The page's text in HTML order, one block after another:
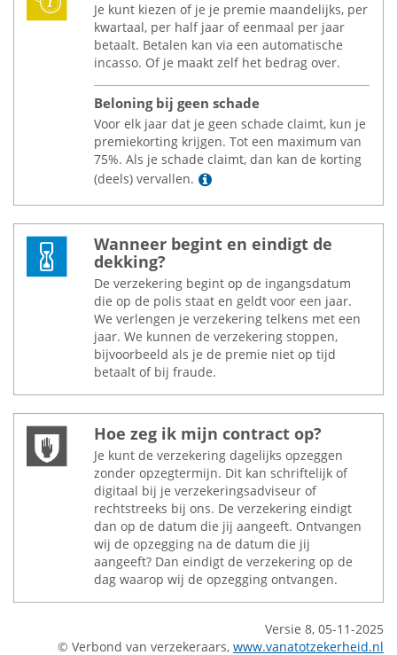
Je kunt kiezen of je je premie maandelijks, per
kwartaal, per half jaar of eenmaal per jaar
betaalt. Betalen kan via een automatische
incasso. Of je maakt zelf het bedrag over.
Beloning bij geen schade
Voor elk jaar dat je geen schade claimt, kun je
premiekorting krijgen. Tot een maximum van
75%. Als je schade claimt, dan kan de korting
(deels) vervallen.
Lees meer
Wanneer begint en eindigt de
dekking?
De verzekering begint op de ingangsdatum
die op de polis staat en geldt voor een jaar.
We verlengen je verzekering telkens met een
jaar. We kunnen de verzekering stoppen,
bijvoorbeeld als je de premie niet op tijd
betaalt of bij fraude.
Hoe zeg ik mijn contract op?
Je kunt de verzekering dagelijks opzeggen
zonder opzegtermijn. Dit kan schriftelijk of
digitaal bij je verzekeringsadviseur of
rechtstreeks bij ons. De verzekering eindigt
dan op de datum die jij aangeeft. Ontvangen
wij de opzegging na de datum die jij
aangeeft? Dan eindigt de verzekering op de
dag waarop wij de opzegging ontvangen.
Versie 8, 05-11-2025
© Verbond van verzekeraars, www.vanatotzekerheid.nl